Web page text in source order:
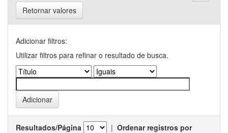
Retornar valores
Adicionar filtros:
Utilizar filtros para refinar o resultado de busca.
Resultados/Página | Ordenar registros por